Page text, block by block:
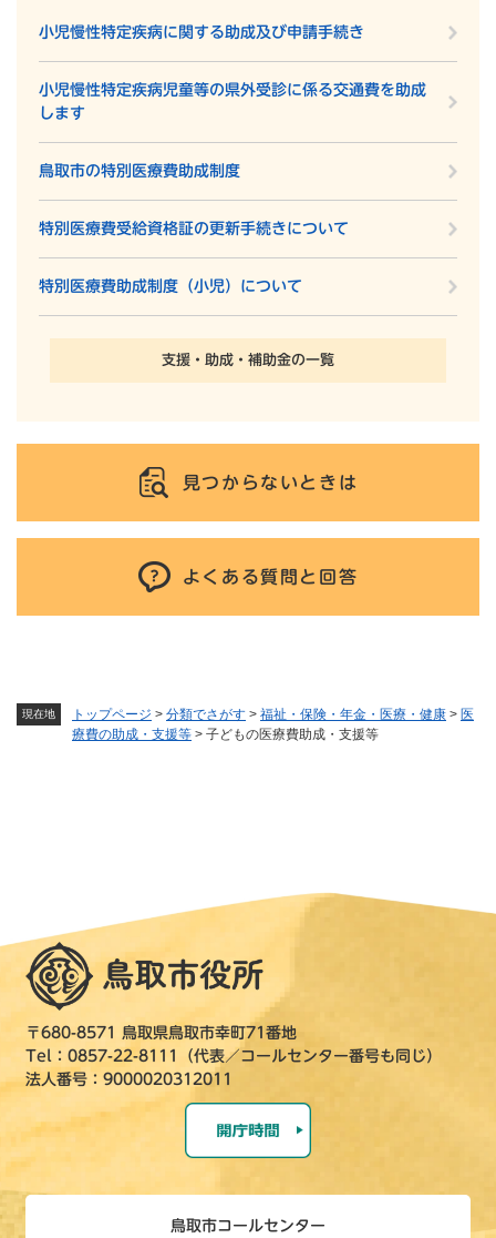
現在地 トップページ > 分類でさがす > 福祉・保険・年金・医療・健康 > 医
療費の助成・支援等 > 子どもの医療費助成・支援等
小児慢性特定疾病に関する助成及び申請手続き
小児慢性特定疾病児童等の県外受診に係る交通費を助成
します
鳥取市の特別医療費助成制度
特別医療費受給資格証の更新手続きについて
特別医療費助成制度（小児）について
支援・助成・補助金の一覧
見つからないときは
よくある質問と回答
〒680-8571 鳥取県鳥取市幸町71番地
Tel：0857-22-8111（代表／コールセンター番号も同じ）
法人番号：9000020312011
鳥取市コールセンター